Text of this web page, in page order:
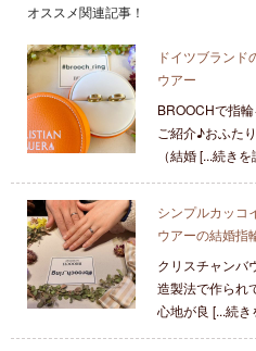
オススメ関連記事！
ドイツブラン
ウアー
BROOCHで指
ご紹介♪おふた
（結婚 [...続き
シンプルカッコ
ウアーの結婚指
クリスチャンバ
造製法で作られ
心地が良 [...続き